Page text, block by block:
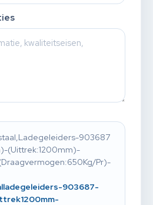
903687
(Uittrek:1200mm)-
Pr)-
903687-